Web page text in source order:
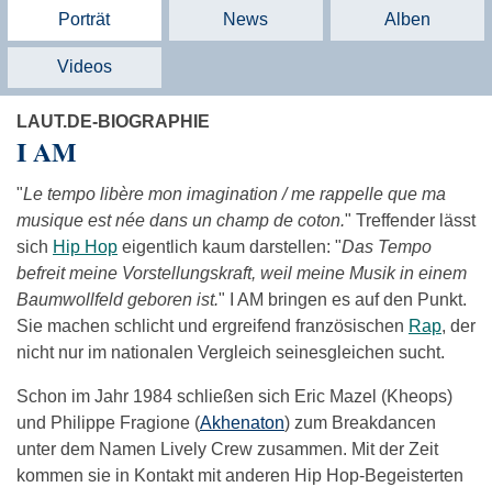
Porträt News Alben
Videos
LAUT.DE-BIOGRAPHIE
I AM
"Le tempo libère mon imagination / me rappelle que ma
musique est née dans un champ de coton." Treffender lässt
sich Hip Hop eigentlich kaum darstellen: "Das Tempo
befreit meine Vorstellungskraft, weil meine Musik in einem
Baumwollfeld geboren ist." I AM bringen es auf den Punkt.
Sie machen schlicht und ergreifend französischen Rap, der
nicht nur im nationalen Vergleich seinesgleichen sucht.
Schon im Jahr 1984 schließen sich Eric Mazel (Kheops)
und Philippe Fragione (Akhenaton) zum Breakdancen
unter dem Namen Lively Crew zusammen. Mit der Zeit
kommen sie in Kontakt mit anderen Hip Hop-Begeisterten